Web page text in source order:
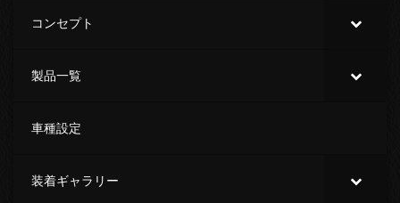
コンセプト
製品一覧
車種設定
装着ギャラリー